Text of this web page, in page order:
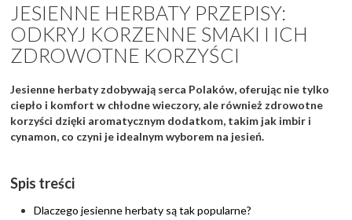
JESIENNE HERBATY PRZEPISY:
ODKRYJ KORZENNE SMAKI I ICH
ZDROWOTNE KORZYŚCI
Jesienne herbaty zdobywają serca Polaków, oferując nie tylko
ciepło i komfort w chłodne wieczory, ale również zdrowotne
korzyści dzięki aromatycznym dodatkom, takim jak imbir i
cynamon, co czyni je idealnym wyborem na jesień.
Spis treści
Dlaczego jesienne herbaty są tak popularne?